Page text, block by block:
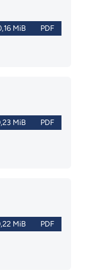
MiB PDF
MiB PDF
MiB PDF